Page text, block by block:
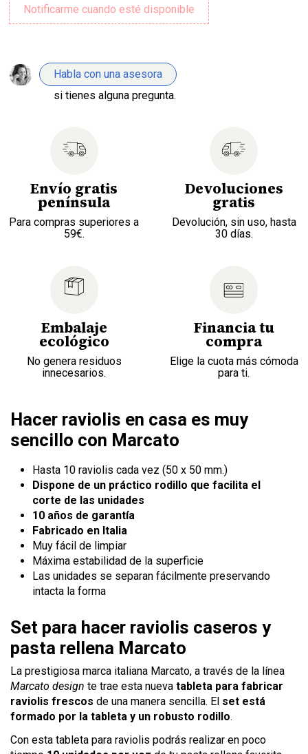
Habla con una asesora
si tienes alguna pregunta.
Envío gratis
península
Para compras superiores a
59€.
Devoluciones
gratis
Devolución, sin uso, hasta
30 días.
Embalaje
ecológico
No genera residuos
innecesarios.
Financia tu
compra
Elige la cuota más cómoda
para ti.
Hacer raviolis en casa es muy
sencillo con Marcato
Hasta 10 raviolis cada vez (50 x 50 mm.)
Dispone de un práctico rodillo que facilita el
corte de las unidades
10 años de garantía
Fabricado en Italia
Muy fácil de limpiar
Máxima estabilidad de la superficie
Las unidades se separan fácilmente preservando
intacta la forma
Set para hacer raviolis caseros y
pasta rellena Marcato
La prestigiosa marca italiana Marcato, a través de la línea
Marcato design te trae esta nueva tableta para fabricar
raviolis frescos de una manera sencilla. El set está
formado por la tableta y un robusto rodillo.
Con esta tableta para raviolis podrás realizar en poco